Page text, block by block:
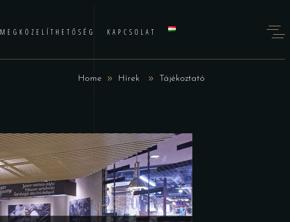
MEGKÖZELÍTHETŐSÉG KAPCSOLAT
Home Hírek Tájékoztató